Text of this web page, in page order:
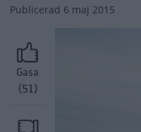
Publicerad 6 maj 2015
Gasa
(51)